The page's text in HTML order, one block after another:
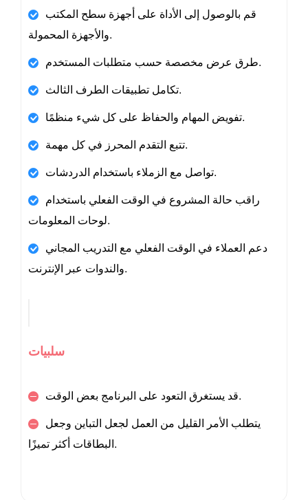
قم بالوصول إلى الأداة على أجهزة سطح المكتب
والأجهزة المحمولة.
طرق عرض مخصصة حسب متطلبات المستخدم.
تكامل تطبيقات الطرف الثالث.
تفويض المهام والحفاظ على كل شيء منظمًا.
تتبع التقدم المحرز في كل مهمة.
تواصل مع الزملاء باستخدام الدردشات.
راقب حالة المشروع في الوقت الفعلي باستخدام
لوحات المعلومات.
دعم العملاء في الوقت الفعلي مع التدريب المجاني
والندوات عبر الإنترنت.
سلبيات
قد يستغرق التعود على البرنامج بعض الوقت.
يتطلب الأمر القليل من العمل لجعل التباين وجعل
البطاقات أكثر تميزًا.